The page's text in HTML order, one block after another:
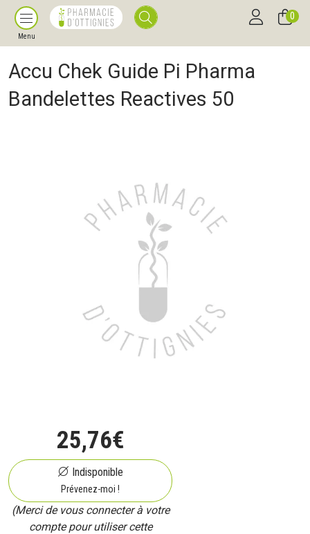
Menu
0
Accu Chek Guide Pi Pharma
Bandelettes Reactives 50
25,76€
Indisponible
Prévenez-moi !
(Merci de vous connecter à votre
compte pour utiliser cette